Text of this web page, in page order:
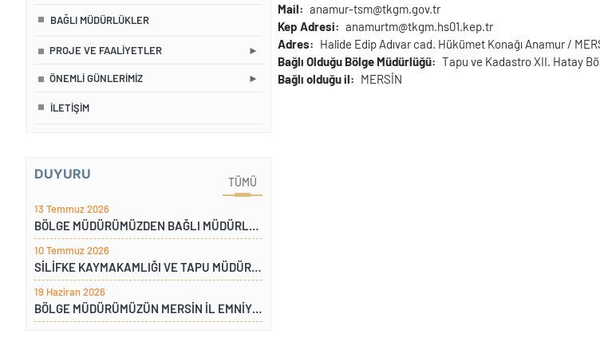
BAĞLI MÜDÜRLÜKLER
PROJE VE FAALIYETLER
ÖNEMLI GÜNLERIMIZ
İLETIŞIM
DUYURU
TÜMÜ
13 Temmuz 2026
BÖLGE MÜDÜRÜMÜZDEN BAĞLI MÜDÜRLÜKLERE ZİYARET
10 Temmuz 2026
SİLİFKE KAYMAKAMLIĞI VE TAPU MÜDÜRLÜĞÜ ZİYARETİ
19 Haziran 2026
BÖLGE MÜDÜRÜMÜZÜN MERSİN İL EMNİYET MÜDÜRLÜĞÜ ZİYARETİ
Mail
anamur-tsm@tkgm.gov.tr
Kep Adresi
anamurtm@tkgm.hs01.kep.tr
Adres
Halide Edip Adıvar cad. Hükümet Konağı Anamur /
Bağlı Olduğu Bölge Müdürlüğü
Tapu ve Kadastro XII. Hatay
Bağlı olduğu il
MERSİN